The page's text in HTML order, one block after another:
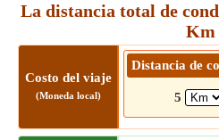
La distancia total de
Km
Costo del viaje
(Moneda local)
Distancia de
5